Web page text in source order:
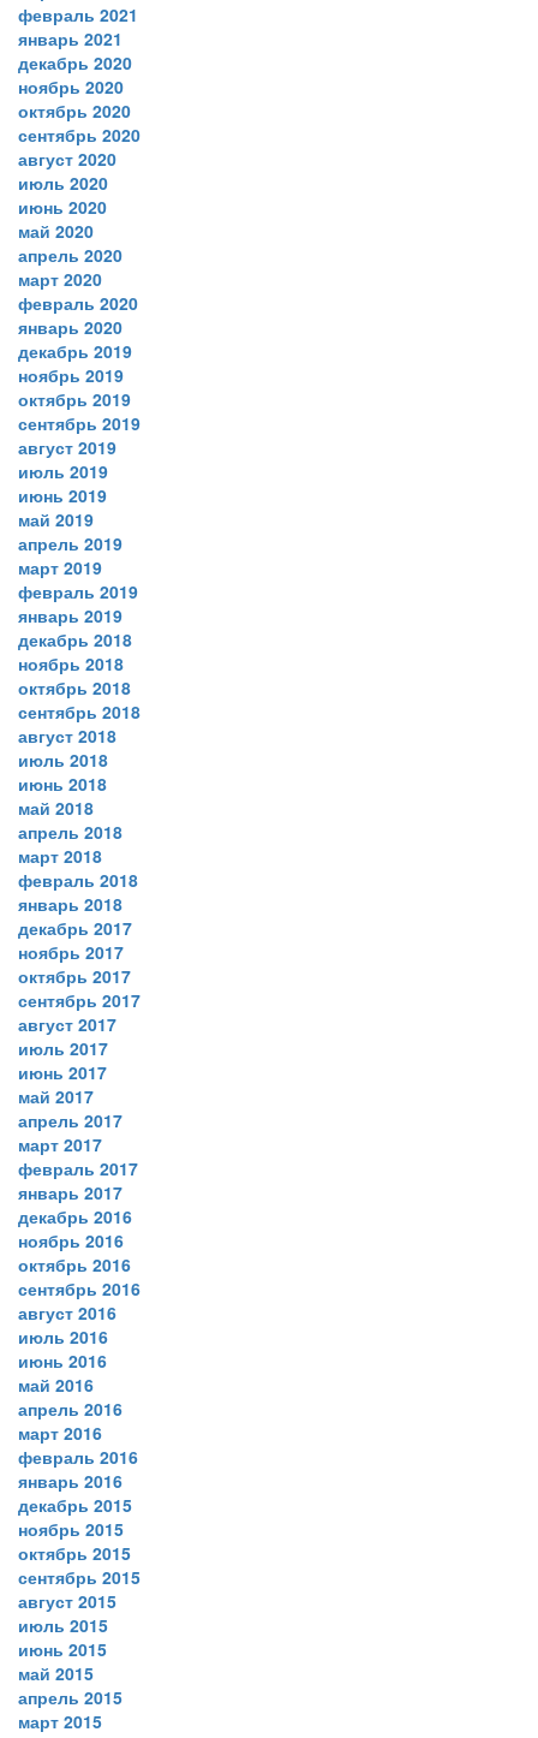
февраль 2021
январь 2021
декабрь 2020
ноябрь 2020
октябрь 2020
сентябрь 2020
август 2020
июль 2020
июнь 2020
май 2020
апрель 2020
март 2020
февраль 2020
январь 2020
декабрь 2019
ноябрь 2019
октябрь 2019
сентябрь 2019
август 2019
июль 2019
июнь 2019
май 2019
апрель 2019
март 2019
февраль 2019
январь 2019
декабрь 2018
ноябрь 2018
октябрь 2018
сентябрь 2018
август 2018
июль 2018
июнь 2018
май 2018
апрель 2018
март 2018
февраль 2018
январь 2018
декабрь 2017
ноябрь 2017
октябрь 2017
сентябрь 2017
август 2017
июль 2017
июнь 2017
май 2017
апрель 2017
март 2017
февраль 2017
январь 2017
декабрь 2016
ноябрь 2016
октябрь 2016
сентябрь 2016
август 2016
июль 2016
июнь 2016
май 2016
апрель 2016
март 2016
февраль 2016
январь 2016
декабрь 2015
ноябрь 2015
октябрь 2015
сентябрь 2015
август 2015
июль 2015
июнь 2015
май 2015
апрель 2015
март 2015